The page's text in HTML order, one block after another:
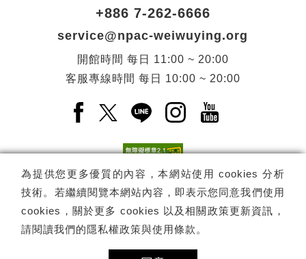
為提供您更多優質的內容，本網站使用 cookies 分析
技術。若繼續閱覽本網站內容，即表示您同意我們使用
cookies，關於更多 cookies 以及相關政策更新資訊，
請閱讀我們的隱私權政策與使用條款 。
+886 7-262-6666
service@npac-weiwuying.org
開館時間 每日
11:00 ~ 20:00
客服專線時間 每日 10:00 ~ 20:00
Facebook(另開新視窗)
X(另開新視窗)
LINE(另開新視窗)
Instagram(另開新視
YouTube(另開
電子報訂閱 訂閱
Copyright © 國家表演藝術中心 -衛武營國家藝術文化中心